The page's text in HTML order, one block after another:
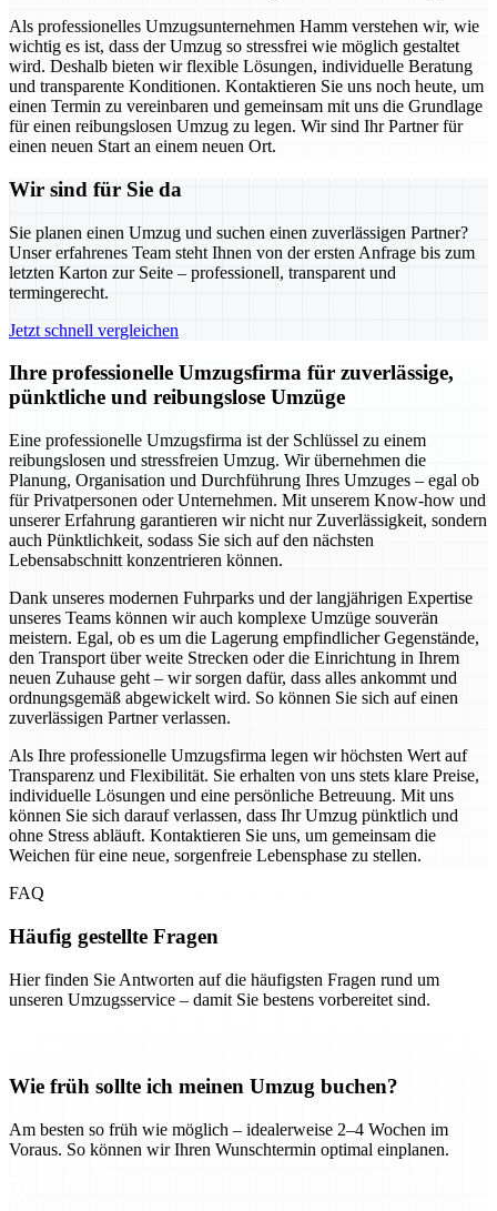
Als professionelles Umzugsunternehmen Hamm verstehen wir, wie
wichtig es ist, dass der Umzug so stressfrei wie möglich gestaltet
wird. Deshalb bieten wir flexible Lösungen, individuelle Beratung
und transparente Konditionen. Kontaktieren Sie uns noch heute, um
einen Termin zu vereinbaren und gemeinsam mit uns die Grundlage
für einen reibungslosen Umzug zu legen. Wir sind Ihr Partner für
einen neuen Start an einem neuen Ort.
Wir sind für Sie da
Sie planen einen Umzug und suchen einen zuverlässigen Partner?
Unser erfahrenes Team steht Ihnen von der ersten Anfrage bis zum
letzten Karton zur Seite – professionell, transparent und
termingerecht.
Jetzt schnell vergleichen
Ihre professionelle Umzugsfirma für zuverlässige,
pünktliche und reibungslose Umzüge
Eine professionelle Umzugsfirma ist der Schlüssel zu einem
reibungslosen und stressfreien Umzug. Wir übernehmen die
Planung, Organisation und Durchführung Ihres Umzuges – egal ob
für Privatpersonen oder Unternehmen. Mit unserem Know-how und
unserer Erfahrung garantieren wir nicht nur Zuverlässigkeit, sondern
auch Pünktlichkeit, sodass Sie sich auf den nächsten
Lebensabschnitt konzentrieren können.
Dank unseres modernen Fuhrparks und der langjährigen Expertise
unseres Teams können wir auch komplexe Umzüge souverän
meistern. Egal, ob es um die Lagerung empfindlicher Gegenstände,
den Transport über weite Strecken oder die Einrichtung in Ihrem
neuen Zuhause geht – wir sorgen dafür, dass alles ankommt und
ordnungsgemäß abgewickelt wird. So können Sie sich auf einen
zuverlässigen Partner verlassen.
Als Ihre professionelle Umzugsfirma legen wir höchsten Wert auf
Transparenz und Flexibilität. Sie erhalten von uns stets klare Preise,
individuelle Lösungen und eine persönliche Betreuung. Mit uns
können Sie sich darauf verlassen, dass Ihr Umzug pünktlich und
ohne Stress abläuft. Kontaktieren Sie uns, um gemeinsam die
Weichen für eine neue, sorgenfreie Lebensphase zu stellen.
FAQ
Häufig gestellte Fragen
Hier finden Sie Antworten auf die häufigsten Fragen rund um
unseren Umzugsservice – damit Sie bestens vorbereitet sind.
Wie früh sollte ich meinen Umzug buchen?
Am besten so früh wie möglich – idealerweise 2–4 Wochen im
Voraus. So können wir Ihren Wunschtermin optimal einplanen.